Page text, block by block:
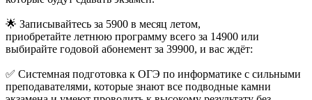
🌟 Записывайтесь за 5900 в месяц летом,
приобретайте летнюю программу всего за 14900 или
выбирайте годовой абонемент за 39900, и вас ждёт:
✅ Системная подготовка к ОГЭ по информатике с сильными
преподавателями, которые знают все подводные камни